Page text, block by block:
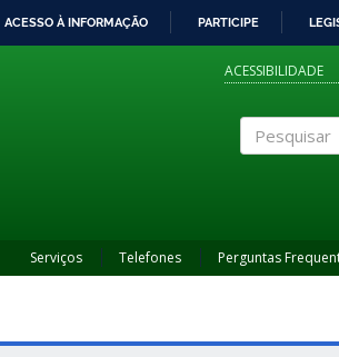
ACESSO À INFORMAÇÃO PARTICIPE
ACESSIBILIDADE
Serviços Telefones Perguntas